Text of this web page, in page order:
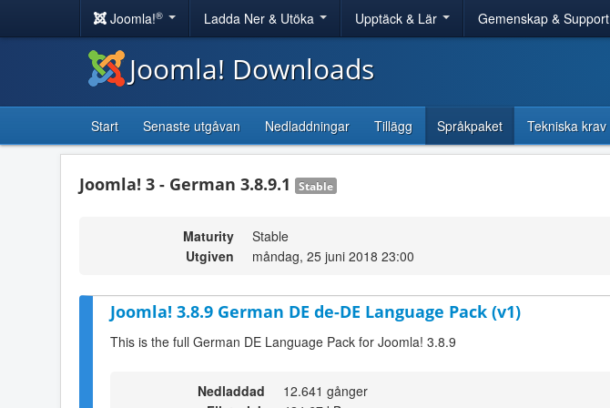
Joomla!® Ladda Ner & Utöka Upptäck & Lär Gemenskap & Support
Joomla! Downloads
Start Senaste utgåvan Nedladdningar Tillägg Språkpaket Tekniska krav
Joomla! 3 - German 3.8.9.1 Stable
Maturity
Stable
Utgiven
måndag, 25 juni 2018 23:00
Joomla! 3.8.9 German DE de-DE Language Pack (v1)
This is the full German DE Language Pack for Joomla! 3.8.9
Nedladdad
12.641 gånger